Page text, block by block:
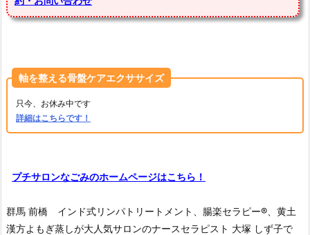
軸を整える骨盤ケアエクササイズ
只今、お休み中です
詳細はこちらです！
プチサロンなごみのホームページはこちら！
群馬 前橋 インド式リンパトリートメント、腸楽セラピー®︎、黄土
漢方よもぎ蒸しが大人気サロンのナースセラピスト 大塚 しず子で